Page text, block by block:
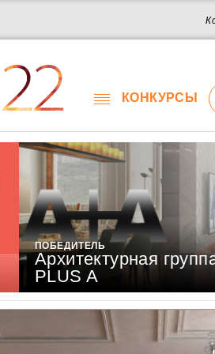
22 КОНКУРСЫ
ПОБЕДИТЕЛЬ
Архитектурная
PLUS A
Работ